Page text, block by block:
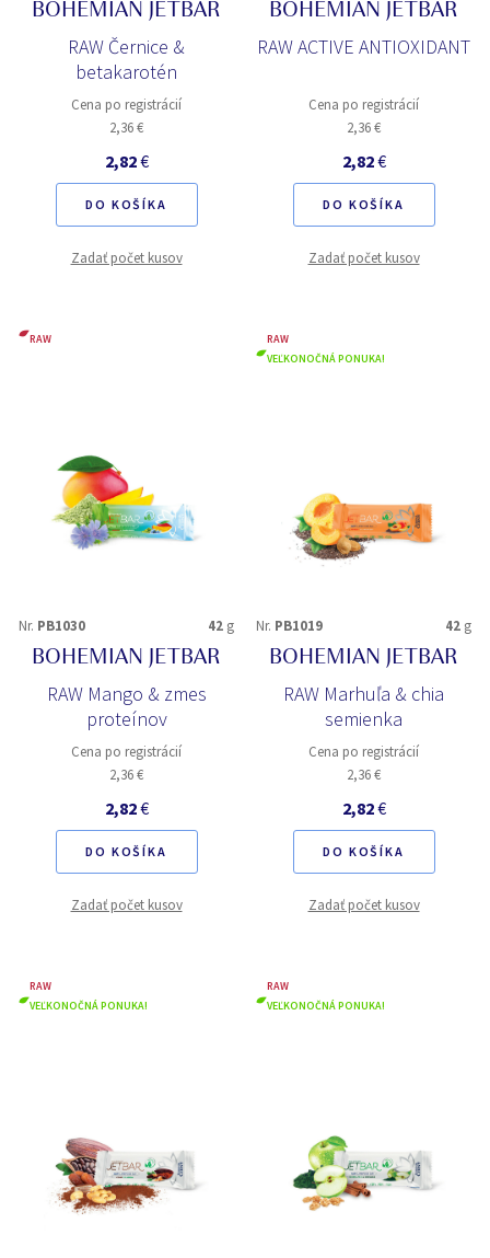
BOHEMIAN JETBAR
RAW Černice &
betakarotén
Cena po registrácií
2,36 €
2,82€
DO KOŠÍKA
Zadať počet kusov
BOHEMIAN JETBAR
RAW ACTIVE ANTIOXIDANT
Cena po registrácií
2,36 €
2,82€
DO KOŠÍKA
Zadať počet kusov
RAW
Nr. PB1030 42 g
BOHEMIAN JETBAR
RAW Mango & zmes
proteínov
Cena po registrácií
2,36 €
2,82€
DO KOŠÍKA
Zadať počet kusov
RAW
VEĽKONOČNÁ PONUKA!
Nr. PB1019 42 g
BOHEMIAN JETBAR
RAW Marhuľa & chia
semienka
Cena po registrácií
2,36 €
2,82€
DO KOŠÍKA
Zadať počet kusov
RAW
VEĽKONOČNÁ PONUKA!
RAW
VEĽKONOČNÁ PONUKA!